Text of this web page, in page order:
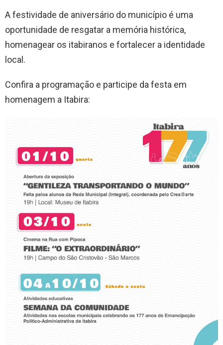
A festividade de aniversário do município é uma
oportunidade de resgatar a memória histórica,
homenagear os itabiranos e fortalecer a identidade
local.
Confira a programação e participe da festa em
homenagem a Itabira: